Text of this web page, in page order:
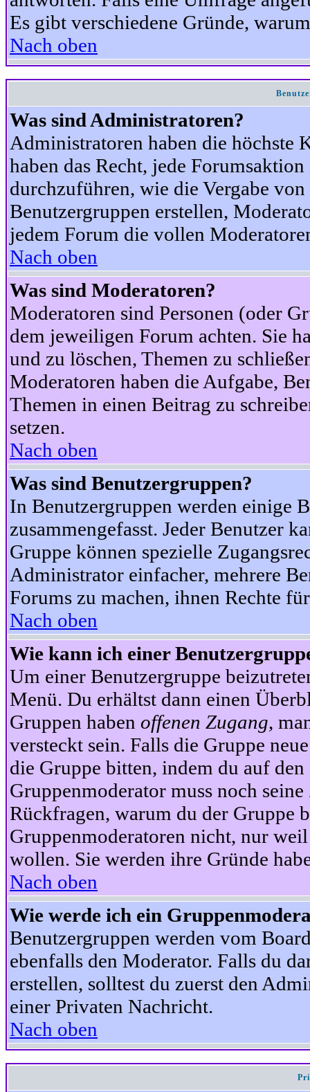
Es gibt verschiedene Gründe,
Nach oben
Was sind Administratoren?
Administratoren haben die höchste
haben das Recht, jede
durchzuführen, wie die Vergabe
Benutzergruppen erstellen,
jedem Forum die vollen
Nach oben
Was sind Moderatoren?
Moderatoren sind Personen (oder
dem jeweiligen Forum achten. Sie
und zu löschen, Themen zu
Moderatoren haben die Aufgabe,
Themen in einen Beitrag zu
setzen.
Nach oben
Was sind Benutzergruppen?
In Benutzergruppen werden einige
zusammengefasst. Jeder Benutzer
Gruppe können spezielle
Administrator einfacher, mehrere
Forums zu machen, ihnen Rechte
Nach oben
Wie kann ich einer
Um einer Benutzergruppe
Menü. Du erhältst dann einen
Gruppen haben offenen Zugang,
versteckt sein. Falls die Gruppe
die Gruppe bitten, indem du auf
Gruppenmoderator muss noch
Rückfragen, warum du der Gruppe
Gruppenmoderatoren nicht, nur
wollen. Sie werden ihre Gründe
Nach oben
Wie werde ich ein
Benutzergruppen werden vom
ebenfalls den Moderator. Falls du
erstellen, solltest du zuerst den
einer Privaten Nachricht.
Nach oben